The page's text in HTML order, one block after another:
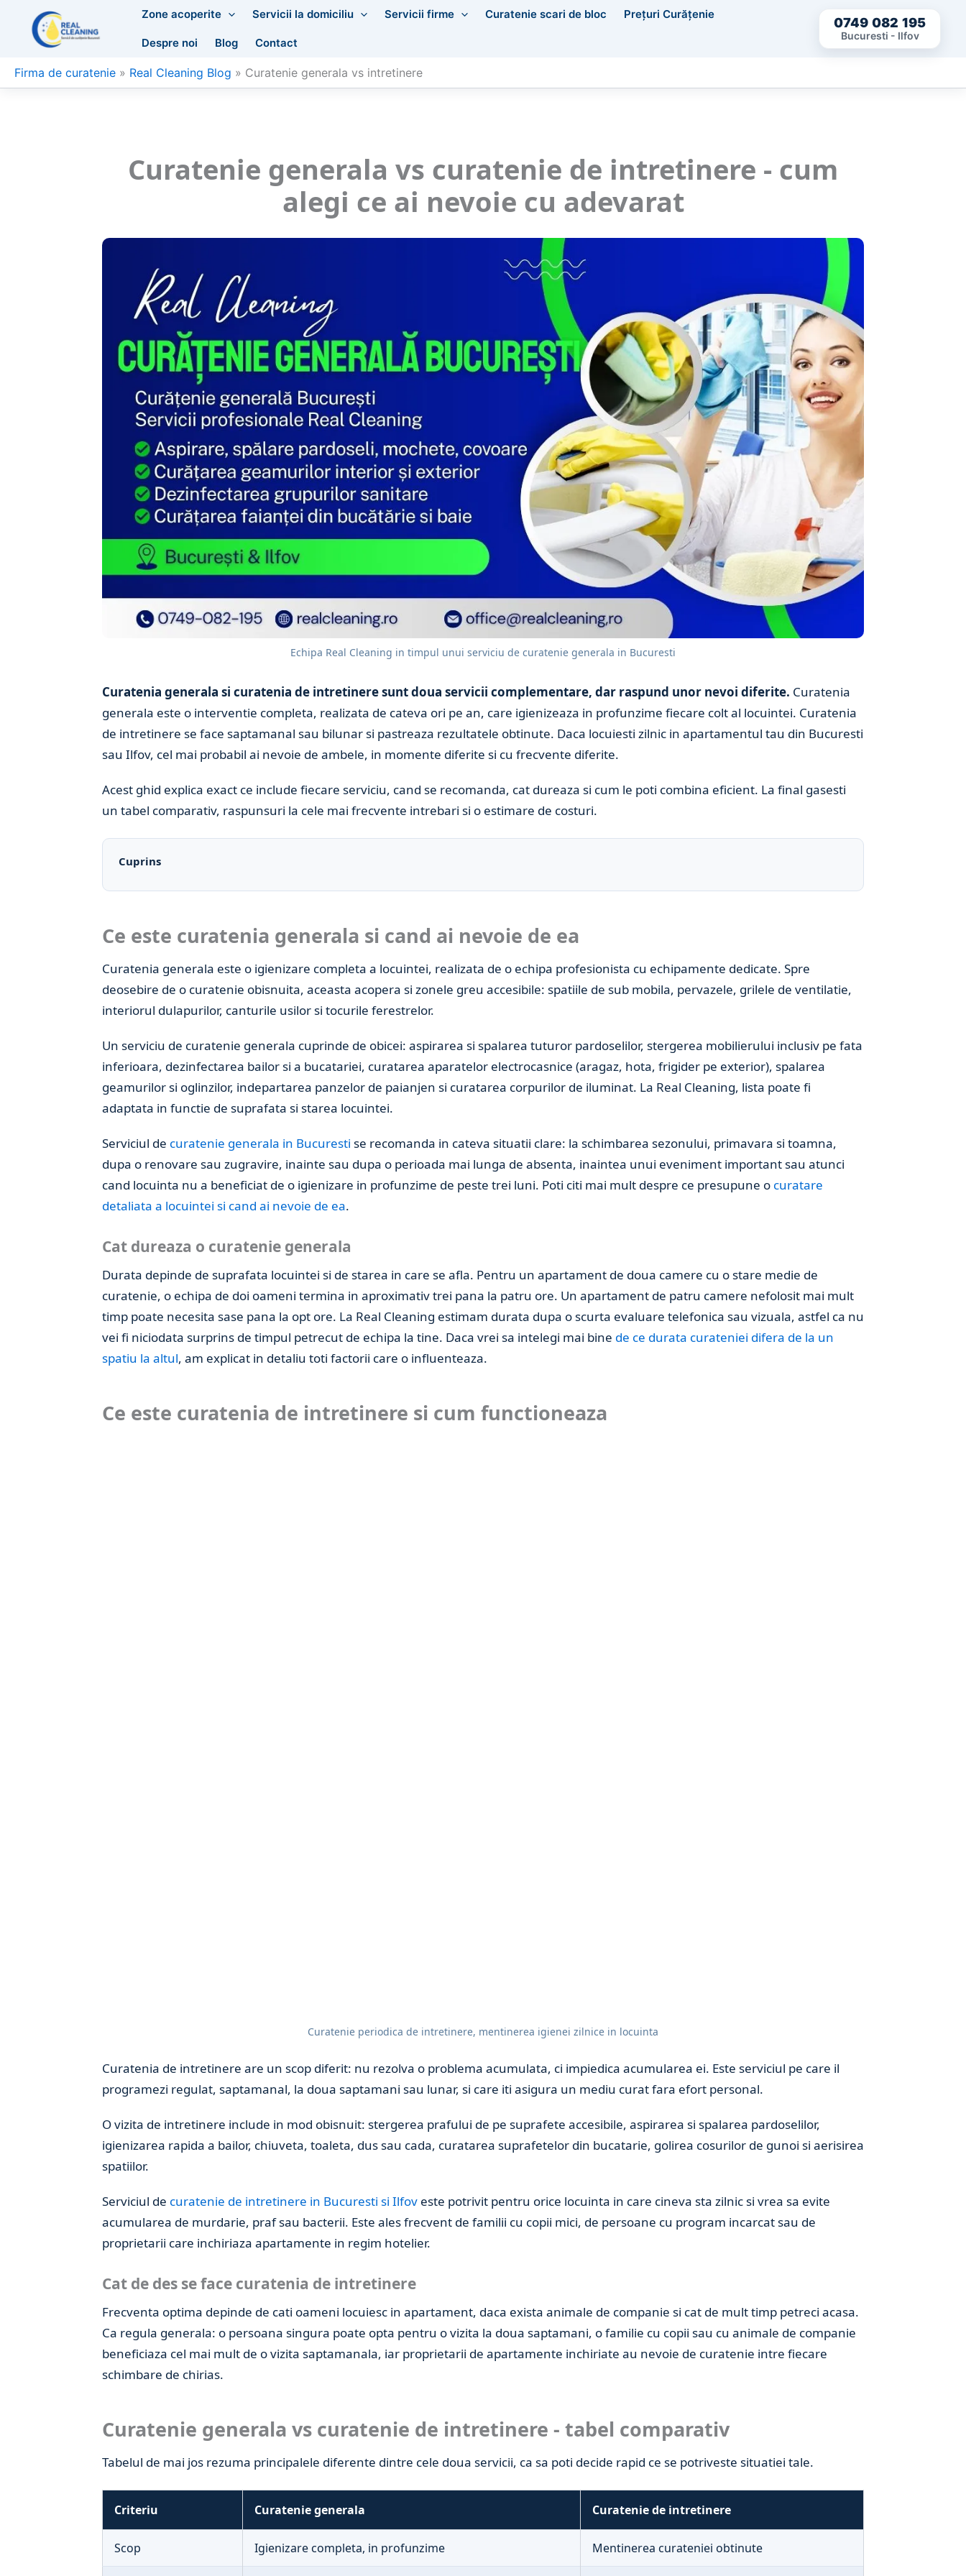
content
Zone acoperite Servicii la domiciliu Servicii firme Curatenie scari de bloc Prețuri Curățenie
Despre noi Blog Contact
0749 082 195
Bucuresti - Ilfov
Firma de curatenie » Real Cleaning Blog » Curatenie generala vs intretinere
Curatenie generala vs curatenie de intretinere - cum
alegi ce ai nevoie cu adevarat
Echipa Real Cleaning in timpul unui serviciu de curatenie generala in Bucuresti
Curatenia generala si curatenia de intretinere sunt doua servicii complementare, dar raspund unor nevoi diferite. Curatenia
generala este o interventie completa, realizata de cateva ori pe an, care igienizeaza in profunzime fiecare colt al locuintei. Curatenia
de intretinere se face saptamanal sau bilunar si pastreaza rezultatele obtinute. Daca locuiesti zilnic in apartamentul tau din Bucuresti
sau Ilfov, cel mai probabil ai nevoie de ambele, in momente diferite si cu frecvente diferite.
Acest ghid explica exact ce include fiecare serviciu, cand se recomanda, cat dureaza si cum le poti combina eficient. La final gasesti
un tabel comparativ, raspunsuri la cele mai frecvente intrebari si o estimare de costuri.
Cuprins
Ce este curatenia generala si cand ai nevoie de ea
Curatenia generala este o igienizare completa a locuintei, realizata de o echipa profesionista cu echipamente dedicate. Spre
deosebire de o curatenie obisnuita, aceasta acopera si zonele greu accesibile: spatiile de sub mobila, pervazele, grilele de ventilatie,
interiorul dulapurilor, canturile usilor si tocurile ferestrelor.
Un serviciu de curatenie generala cuprinde de obicei: aspirarea si spalarea tuturor pardoselilor, stergerea mobilierului inclusiv pe fata
inferioara, dezinfectarea bailor si a bucatariei, curatarea aparatelor electrocasnice (aragaz, hota, frigider pe exterior), spalarea
geamurilor si oglinzilor, indepartarea panzelor de paianjen si curatarea corpurilor de iluminat. La Real Cleaning, lista poate fi
adaptata in functie de suprafata si starea locuintei.
Serviciul de curatenie generala in Bucuresti se recomanda in cateva situatii clare: la schimbarea sezonului, primavara si toamna,
dupa o renovare sau zugravire, inainte sau dupa o perioada mai lunga de absenta, inaintea unui eveniment important sau atunci
cand locuinta nu a beneficiat de o igienizare in profunzime de peste trei luni. Poti citi mai mult despre ce presupune o curatare
detaliata a locuintei si cand ai nevoie de ea.
Cat dureaza o curatenie generala
Durata depinde de suprafata locuintei si de starea in care se afla. Pentru un apartament de doua camere cu o stare medie de
curatenie, o echipa de doi oameni termina in aproximativ trei pana la patru ore. Un apartament de patru camere nefolosit mai mult
timp poate necesita sase pana la opt ore. La Real Cleaning estimam durata dupa o scurta evaluare telefonica sau vizuala, astfel ca nu
vei fi niciodata surprins de timpul petrecut de echipa la tine. Daca vrei sa intelegi mai bine de ce durata curateniei difera de la un
spatiu la altul, am explicat in detaliu toti factorii care o influenteaza.
Ce este curatenia de intretinere si cum functioneaza
Curatenie periodica de intretinere, mentinerea igienei zilnice in locuinta
Curatenia de intretinere are un scop diferit: nu rezolva o problema acumulata, ci impiedica acumularea ei. Este serviciul pe care il
programezi regulat, saptamanal, la doua saptamani sau lunar, si care iti asigura un mediu curat fara efort personal.
O vizita de intretinere include in mod obisnuit: stergerea prafului de pe suprafete accesibile, aspirarea si spalarea pardoselilor,
igienizarea rapida a bailor, chiuveta, toaleta, dus sau cada, curatarea suprafetelor din bucatarie, golirea cosurilor de gunoi si aerisirea
spatiilor.
Serviciul de curatenie de intretinere in Bucuresti si Ilfov este potrivit pentru orice locuinta in care cineva sta zilnic si vrea sa evite
acumularea de murdarie, praf sau bacterii. Este ales frecvent de familii cu copii mici, de persoane cu program incarcat sau de
proprietarii care inchiriaza apartamente in regim hotelier.
Cat de des se face curatenia de intretinere
Frecventa optima depinde de cati oameni locuiesc in apartament, daca exista animale de companie si cat de mult timp petreci acasa.
Ca regula generala: o persoana singura poate opta pentru o vizita la doua saptamani, o familie cu copii sau cu animale de companie
beneficiaza cel mai mult de o vizita saptamanala, iar proprietarii de apartamente inchiriate au nevoie de curatenie intre fiecare
schimbare de chirias.
Curatenie generala vs curatenie de intretinere - tabel comparativ
Tabelul de mai jos rezuma principalele diferente dintre cele doua servicii, ca sa poti decide rapid ce se potriveste situatiei tale.
Criteriu Curatenie generala Curatenie de intretinere
Scop Igienizare completa, in profunzime Mentinerea curateniei obtinute